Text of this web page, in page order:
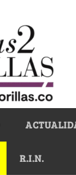
R.I.N.